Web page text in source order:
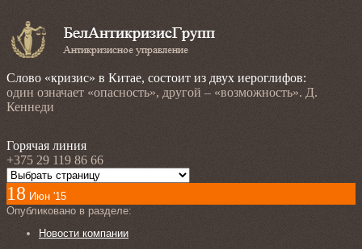
Слово «кризис» в Китае, состоит из двух иероглифов:
один означает «опасность», другой – «возможность». Д.
Кеннеди
Горячая линия
+375 29 119 86 66
18 Июн '15
Опубликовано в разделе:
Новости компании